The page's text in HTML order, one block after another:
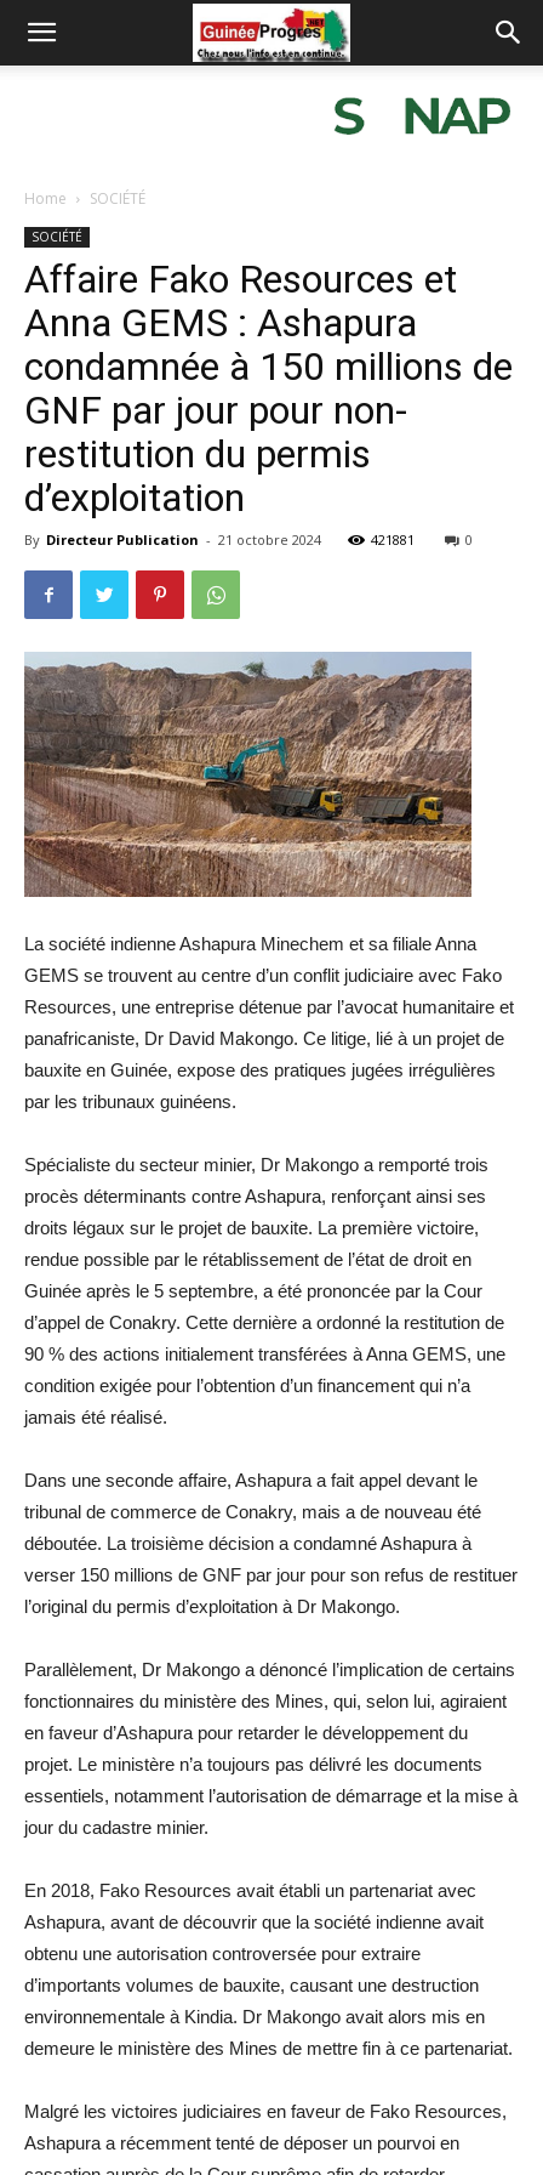
Home SOCIÉTÉ
SOCIÉTÉ
Affaire Fako Resources et
Anna GEMS : Ashapura
condamnée à 150 millions de
GNF par jour pour non-
restitution du permis
d’exploitation
By Directeur Publication - 21 octobre 2024 421881 0
La société indienne Ashapura Minechem et sa filiale Anna
GEMS se trouvent au centre d’un conflit judiciaire avec Fako
Resources, une entreprise détenue par l’avocat humanitaire et
panafricaniste, Dr David Makongo. Ce litige, lié à un projet de
bauxite en Guinée, expose des pratiques jugées irrégulières
par les tribunaux guinéens.
Spécialiste du secteur minier, Dr Makongo a remporté trois
procès déterminants contre Ashapura, renforçant ainsi ses
droits légaux sur le projet de bauxite. La première victoire,
rendue possible par le rétablissement de l’état de droit en
Guinée après le 5 septembre, a été prononcée par la Cour
d’appel de Conakry. Cette dernière a ordonné la restitution de
90 % des actions initialement transférées à Anna GEMS, une
condition exigée pour l’obtention d’un financement qui n’a
jamais été réalisé.
Dans une seconde affaire, Ashapura a fait appel devant le
tribunal de commerce de Conakry, mais a de nouveau été
déboutée. La troisième décision a condamné Ashapura à
verser 150 millions de GNF par jour pour son refus de restituer
l’original du permis d’exploitation à Dr Makongo.
Parallèlement, Dr Makongo a dénoncé l’implication de certains
fonctionnaires du ministère des Mines, qui, selon lui, agiraient
en faveur d’Ashapura pour retarder le développement du
projet. Le ministère n’a toujours pas délivré les documents
essentiels, notamment l’autorisation de démarrage et la mise à
jour du cadastre minier.
En 2018, Fako Resources avait établi un partenariat avec
Ashapura, avant de découvrir que la société indienne avait
obtenu une autorisation controversée pour extraire
d’importants volumes de bauxite, causant une destruction
environnementale à Kindia. Dr Makongo avait alors mis en
demeure le ministère des Mines de mettre fin à ce partenariat.
Malgré les victoires judiciaires en faveur de Fako Resources,
Ashapura a récemment tenté de déposer un pourvoi en